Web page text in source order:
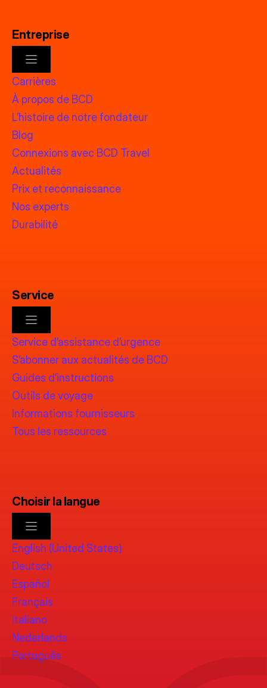
Entreprise
Carrières
À propos de BCD
L’histoire de notre fondateur
Blog
Connexions avec BCD Travel
Actualités
Prix et reconnaissance
Nos experts
Durabilité
Service
Service d’assistance d’urgence
S’abonner aux actualités de BCD
Guides d’instructions
Outils de voyage
Informations fournisseurs
Tous les ressources
Choisir la langue
English (United States)
Deutsch
Español
Français
Italiano
Nederlands
Português